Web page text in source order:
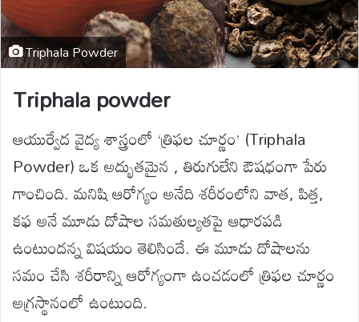
Triphala Powder
Triphala powder
ఆయుర్వేద వైద్య శాస్త్రంలో ‘త్రిఫల చూర్ణం’ (Triphala
Powder) ఒక అద్భుతమైన , తిరుగులేని ఔషధంగా పేరు
గాంచింది. మనిషి ఆరోగ్యం అనేది శరీరంలోని వాత, పిత్త,
కఫ అనే మూడు దోషాల సమతుల్యతపై ఆధారపడి
ఉంటుందన్న విషయం తెలిసిందే. ఈ మూడు దోషాలను
సమం చేసి శరీరాన్ని ఆరోగ్యంగా ఉంచడంలో త్రిఫల చూర్ణం
అగ్రస్థానంలో ఉంటుంది.